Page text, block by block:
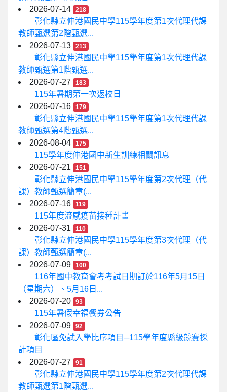
2026-07-14
218
彰化縣立伸港國民中學115學年度第1次代理代課
教師甄選第2階甄選...
2026-07-13
213
彰化縣立伸港國民中學115學年度第1次代理代課
教師甄選第1階甄選...
2026-07-27
183
115年暑期第一次返校日
2026-07-16
179
彰化縣立伸港國民中學115學年度第1次代理代課
教師甄選第4階甄選...
2026-08-04
175
115學年度伸港國中新生訓練相關訊息
2026-07-21
151
彰化縣立伸港國民中學115學年度第2次代理（代
課）教師甄選簡章(...
2026-07-16
119
115年度流感疫苗接種計畫
2026-07-31
110
彰化縣立伸港國民中學115學年度第3次代理（代
課）教師甄選簡章(...
2026-07-09
100
116年國中教育會考考試日期訂於116年5月15日
（星期六）、5月16日...
2026-07-20
93
115年暑假幸福餐券公告
2026-07-09
92
彰化區免試入學比序項目─115學年度縣級競賽採
計項目
2026-07-27
91
彰化縣立伸港國民中學115學年度第2次代理代課
教師甄選第1階甄選...